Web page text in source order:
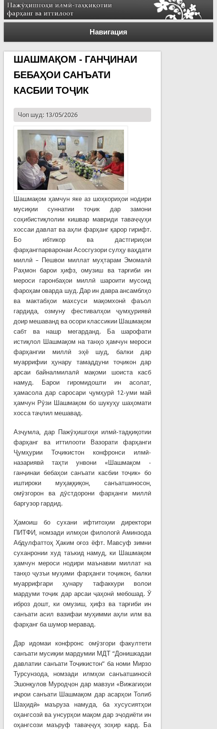
Навигация
ШАШМАҚОМ - ГАНҶИНАИ
БЕБАҲОИ САНЪАТИ
КАСБИИ ТОҶИК
Чоп шуд: 13/05/2026
Шашмақом ҳамчун яке аз шоҳкориҳои нодири
мусиқии суннатии тоҷик дар замони
соҳибистиқлолии кишвар мавриди таваҷҷуҳи
хоссаи давлат ва аҳли фарҳанг қарор гирифт.
Бо ибтикор ва дастгириҳои
фарҳангпарваронаи Асосгузори сулҳу ваҳдати
миллӣ – Пешвои миллат муҳтарам Эмомалӣ
Раҳмон барои ҳифз, омузиш ва тарғиби ин
мероси гаронбаҳои миллӣ шароити мусоид
фароҳам оварда шуд. Дар ин давра ансамблҳо
ва мактабҳои махсуси мақомхонӣ фаъол
гардида, озмуну фестивалҳои ҷумҳуриявӣ
доир мешаванд ва осори классикии Шашмақом
сабт ва нашр мегарданд. Ба шарофати
истиқлол Шашмақом на танҳо ҳамчун мероси
фарҳангии миллӣ эҳё шуд, балки дар
муаррифии ҳунару тамаддуни тоҷикон дар
арсаи байналмилалӣ мақоми шоиста касб
намуд. Барои гиромидошти ин асолат,
ҳамасола дар саросари ҷумҳурӣ 12-уми май
ҳамчун Рӯзи Шашмақом бо шукуҳу шаҳомати
хосса таҷлил мешавад.
Азҷумла, дар Пажӯҳишгоҳи илмӣ-тадқиқотии
фарҳанг ва иттилооти Вазорати фарҳанги
Ҷумҳурии Тоҷикистон конфронси илмӣ-
назариявӣ таҳти унвони «Шашмақом -
ганҷинаи бебаҳои санъати касбии тоҷик» бо
иштироки муҳаққиқон, санъатшиносон,
омӯзгорон ва дӯстдорони фарҳанги миллӣ
баргузор гардид.
Ҳамоиш бо сухани ифтитоҳии директори
ПИТФИ, номзади илмҳои филологӣ Аминзода
Абдулфаттоҳ Ҳаким оғоз ёфт. Мавсуф зимни
суханронии худ таъкид намуд, ки Шашмақом
ҳамчун мероси нодири маънавии миллат на
танҳо ҷузъи муҳими фарҳанги тоҷикон, балки
муаррифгари ҳунару тафаккури волои
мардуми тоҷик дар арсаи ҷаҳонӣ мебошад. Ӯ
иброз дошт, ки омузиш, ҳифз ва тарғиби ин
санъати асил вазифаи муҳимми аҳли илм ва
фарҳанг ба шумор меравад.
Дар идомаи конфронс омӯзгори факултети
санъати мусиқии мардумии МДТ “Донишкадаи
давлатии санъати Тоҷикистон” ба номи Мирзо
Турсунзода, номзади илмҳои санъатшиносӣ
Эшонқулов Муродҷон дар мавзуи «Вижагиҳои
иҷрои санъати Шашмақом дар асарҳои Толиб
Шаҳидӣ» маъруза намуда, ба хусусиятҳои
оҳангсозӣ ва унсурҳои мақом дар эҷодиёти ин
оҳангсози маъруф таваҷҷуҳ зоҳир кард. Ба